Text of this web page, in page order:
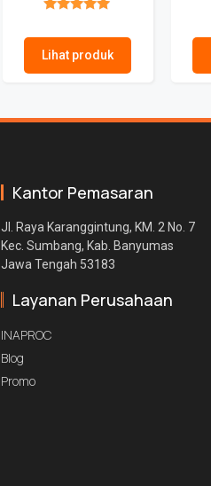
Lihat produk
Kantor Pemasaran
Jl. Raya Karanggintung, KM. 2 No. 7
Kec. Sumbang, Kab. Banyumas
Jawa Tengah 53183
Layanan Perusahaan
INAPROC
Blog
Promo